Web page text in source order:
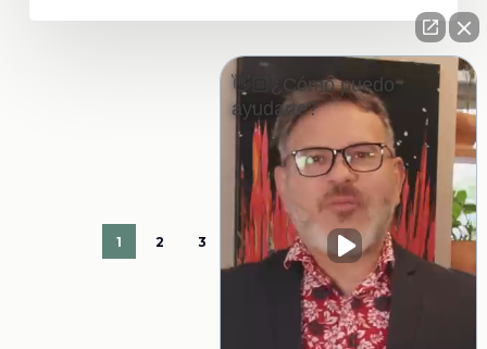
1 2 3 … 29 Next
👋🏼¿Cómo puedo
ayudarte?